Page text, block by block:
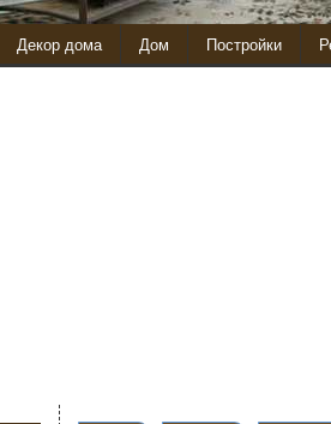
Декор дома Дом Постройки